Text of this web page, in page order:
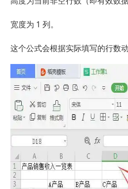
宽度为 1 列。
这个公式会根据实际填写的行数